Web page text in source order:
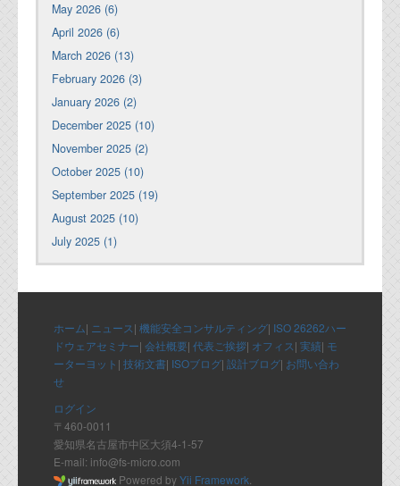
May 2026 (6)
April 2026 (6)
March 2026 (13)
February 2026 (3)
January 2026 (2)
December 2025 (10)
November 2025 (2)
October 2025 (10)
September 2025 (19)
August 2025 (10)
July 2025 (1)
ホーム| ニュース| 機能安全コンサルティング| ISO 26262ハー
ドウェアセミナー| 会社概要| 代表ご挨拶| オフィス| 実績| モ
ーターヨット | 技術文書| ISOブログ| 設計ブログ| お問い合わ
せ
ログイン
〒460-0011
愛知県名古屋市中区大須4-1-57
E-mail: info@fs-micro.com
Powered byYii Framework